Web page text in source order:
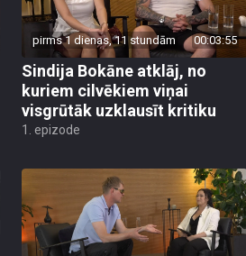
pirms 1 dienas, 11 stundām 00:03:55
Sindija Bokāne atklāj, no
kuriem cilvēkiem viņai
visgrūtāk uzklausīt kritiku
1. epizode